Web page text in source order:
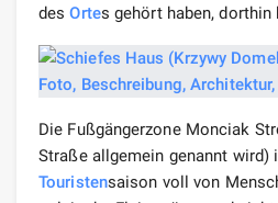
desOrtes gehört haben, dorthin
Die Fußgängerzone Monciak
Straße allgemein genannt wird)
Touristensaison voll von